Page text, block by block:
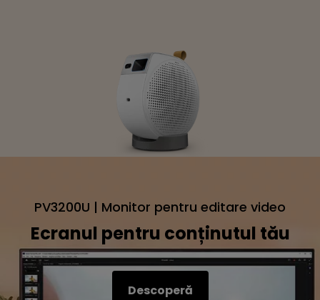
PV3200U | Monitor pentru editare video
Ecranul pentru conținutul tău
Descoperă